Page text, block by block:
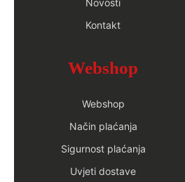
Novosti
Kontakt
Webshop
Webshop
Način plaćanja
Sigurnost plaćanja
Uvjeti dostave